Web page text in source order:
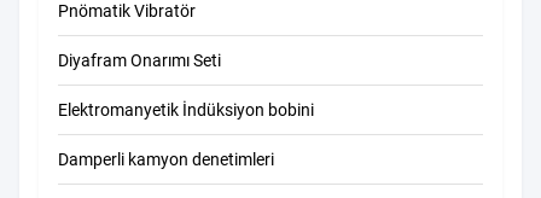
Pnömatik Vibratör
Diyafram Onarımı Seti
Elektromanyetik İndüksiyon bobini
Damperli kamyon denetimleri